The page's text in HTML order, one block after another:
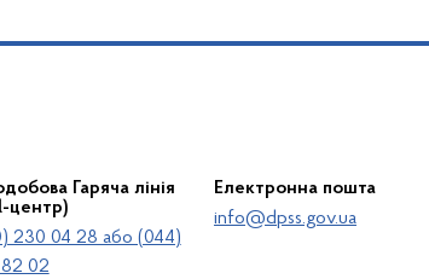
Гаряча лінія
центр)
230 04 28 або (044)
02
Електронна пошта
info@dpss.gov.ua